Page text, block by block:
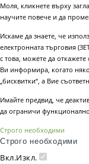
Моля, кликнете върху
научите повече и да
Искаме да знаете, че
електронната търговия
с това, можете да
Ви информира, когато
„бисквитки“, а Вие
Имайте предвид, че
да ограничи
Строго необходими
Строго необходими
Вкл.Изкл.